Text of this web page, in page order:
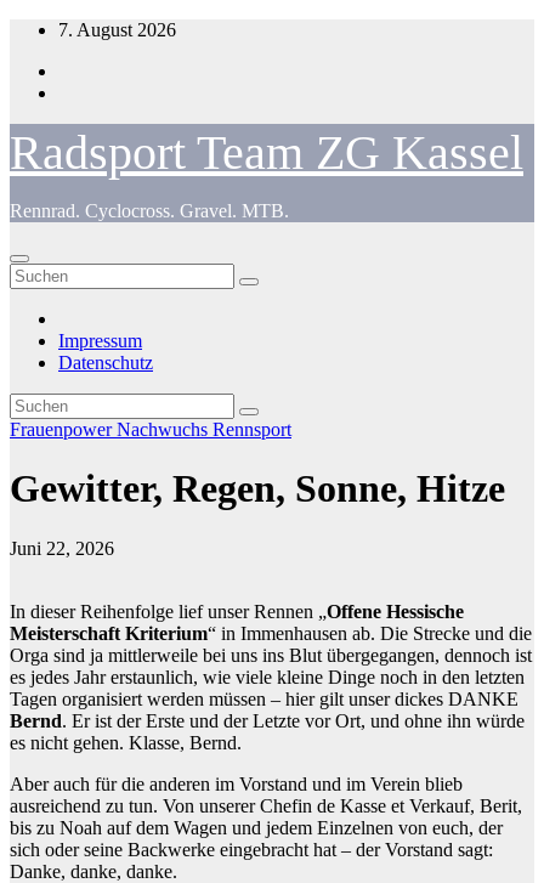
Zum
springen
7. August 2026
Radsport Team ZG Kassel
Rennrad. Cyclocross. Gravel. MTB.
Impressum
Datenschutz
FrauenpowerNachwuchs Rennsport
Gewitter, Regen, Sonne, Hitze
Juni 22, 2026
In dieser Reihenfolge lief unser Rennen „Offene Hessische
Meisterschaft Kriterium“ in Immenhausen ab. Die Strecke und die
Orga sind ja mittlerweile bei uns ins Blut übergegangen, dennoch ist
es jedes Jahr erstaunlich, wie viele kleine Dinge noch in den letzten
Tagen organisiert werden müssen – hier gilt unser dickes DANKE
Bernd. Er ist der Erste und der Letzte vor Ort, und ohne ihn würde
es nicht gehen. Klasse, Bernd.
Aber auch für die anderen im Vorstand und im Verein blieb
ausreichend zu tun. Von unserer Chefin de Kasse et Verkauf, Berit,
bis zu Noah auf dem Wagen und jedem Einzelnen von euch, der
sich oder seine Backwerke eingebracht hat – der Vorstand sagt:
Danke, danke, danke.